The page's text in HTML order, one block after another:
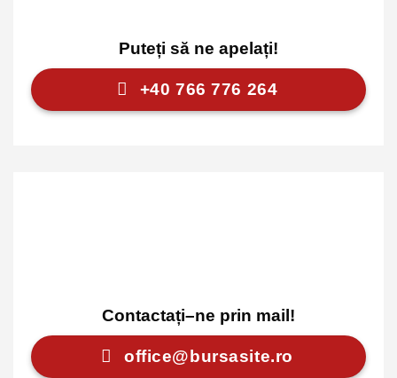
Puteți să ne apelați!
+40 766 776 264
Contactați–ne prin mail!
office@bursasite.ro